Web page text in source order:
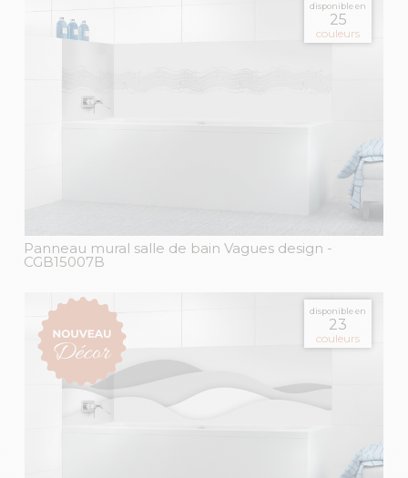
disponible en
25
couleurs
Panneau mural salle de bain Vagues design -
CGB15007B
disponible en
23
couleurs